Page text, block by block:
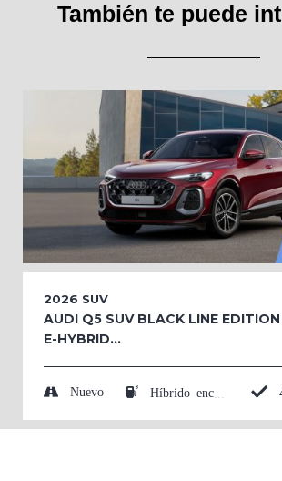
También te puede
2026 SUV
AUDI Q5 SUV BLACK LINE
E-HYBRID...
Nuevo